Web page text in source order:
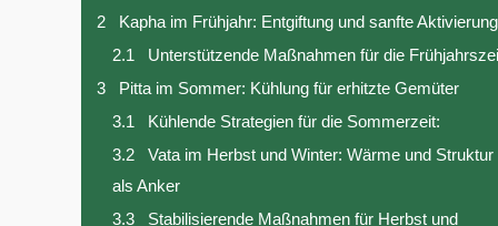
2
Kapha im Frühjahr: Entgiftung und sanfte Aktivierung
2.1
Unterstützende Maßnahmen für die
3
Pitta im Sommer: Kühlung für erhitzte Gemüter
3.1
Kühlende Strategien für die Sommerzeit:
3.2
Vata im Herbst und Winter: Wärme und Struktur
als Anker
3.3
Stabilisierende Maßnahmen für Herbst und